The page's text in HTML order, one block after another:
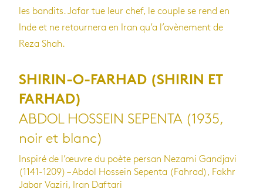
les ban­dits. Jafar tue leur chef, le couple se rend en
Inde et ne retour­nera en Iran qu’a l’avè­ne­ment de
Reza Shah.
SHIRIN-O-FARHAD (SHIRIN ET
FARHAD)
ABDOL HOSSEIN SEPENTA (1935,
noir et blanc)
Inspiré de l’œuvre du poète persan Nezami Gandjavi
(1141-1209) – Abdol Hossein Sepenta (Fahrad), Fakhr
Jabar Vaziri, Iran Daftari